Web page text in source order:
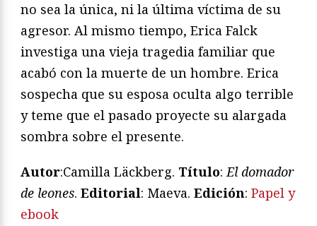
no sea la única, ni la última víctima de su
agresor. Al mismo tiempo, Erica Falck
investiga una vieja tragedia familiar que
acabó con la muerte de un hombre. Erica
sospecha que su esposa oculta algo terrible
y teme que el pasado proyecte su alargada
sombra sobre el presente.
Autor:Camilla Läckberg. Título:El domador
de leones. Editorial: Maeva. Edición: Papel y
ebook